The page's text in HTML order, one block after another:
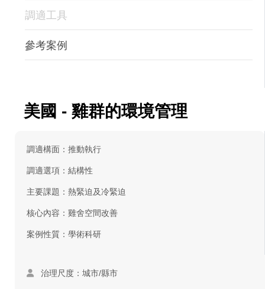
調適工具
參考案例
美國 - 雞群的環境管理
調適構面：推動執行
調適選項：結構性
主要課題：熱緊迫及冷緊迫
核心內容：雞舍空間改善
案例性質：學術科研
治理尺度：城市/縣市